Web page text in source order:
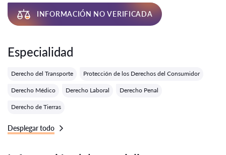
INFORMACIÓN NO VERIFICADA
Especialidad
Derecho del Transporte Protección de los Derechos del Consumidor
Derecho Médico Derecho Laboral Derecho Penal
Derecho de Tierras
Desplegar todo